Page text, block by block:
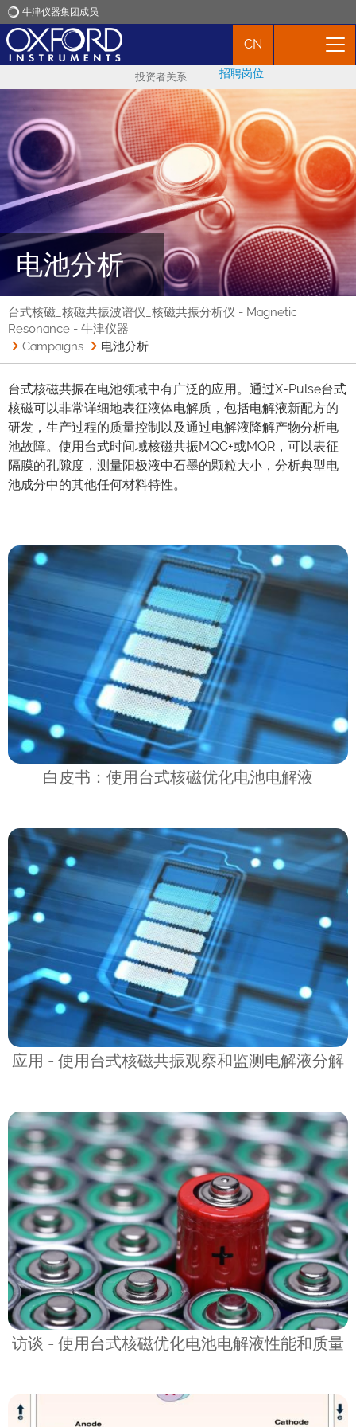
牛津仪器集团成员
应用
产品
新闻
市场活动
联络我们
CN
投资者关系 招聘岗位
电池分析
台式核磁_核磁共振波谱仪_核磁共振分析仪 - Magnetic
Resonance - 牛津仪器
Campaigns
电池分析
台式核磁共振在电池领域中有广泛的应用。通过X-Pulse台式
核磁可以非常详细地表征液体电解质，包括电解液新配方的
研发，生产过程的质量控制以及通过电解液降解产物分析电
池故障。使用台式时间域核磁共振MQC+或MQR，可以表征
隔膜的孔隙度，测量阳极液中石墨的颗粒大小，分析典型电
池成分中的其他任何材料特性。
白皮书：使用台式核磁优化电池电解液
应用 - 使用台式核磁共振观察和监测电解液分解
访谈 - 使用台式核磁优化电池电解液性能和质量